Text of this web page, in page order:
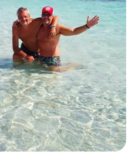
betyg, 71 omdömen